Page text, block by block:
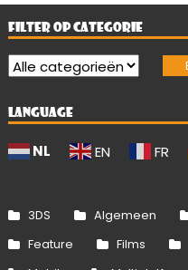
FILTER OP CATEGORIE
LANGUAGE
NL EN FR
3DS Algemeen
Feature
Films